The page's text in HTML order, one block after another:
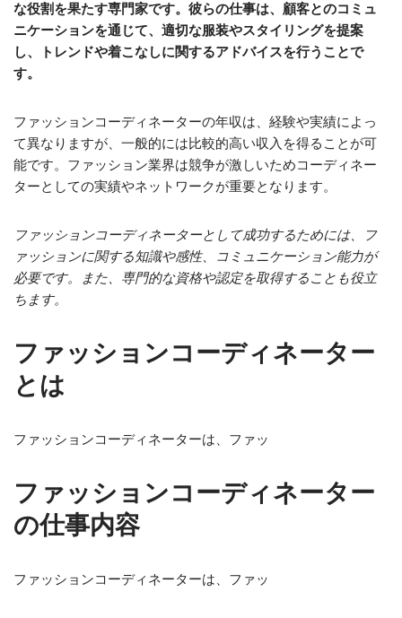
な役割を果たす専門家です。彼らの仕事は、顧客とのコミュ
ニケーションを通じて、適切な服装やスタイリングを提案
し、トレンドや着こなしに関するアドバイスを行うことで
す。
ファッションコーディネーターの年収は、経験や実績によっ
て異なりますが、一般的には比較的高い収入を得ることが可
能です。ファッション業界は競争が激しいためコーディネー
ターとしての実績やネットワークが重要となります。
ファッションコーディネーターとして成功するためには、フ
ァッションに関する知識や感性、コミュニケーション能力が
必要です。また、専門的な資格や認定を取得することも役立
ちます。
ファッションコーディネーター
とは
ファッションコーディネーターは、ファッ
ファッションコーディネーター
の仕事内容
ファッションコーディネーターは、ファッ